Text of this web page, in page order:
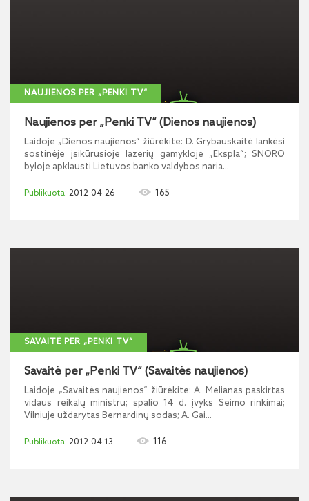
NAUJIENOS PER „PENKI TV“
Naujienos per „Penki TV“ (Dienos naujienos)
Laidoje „Dienos naujienos“ žiūrėkite: D. Grybauskaitė lankėsi
sostinėje įsikūrusioje lazerių gamykloje „Ekspla“; SNORO
byloje apklausti Lietuvos banko valdybos naria...
2012-04-26 165
SAVAITĖ PER „PENKI TV“
Savaitė per „Penki TV“ (Savaitės naujienos)
Laidoje „Savaitės naujienos“ žiūrėkite: A. Melianas paskirtas
vidaus reikalų ministru; spalio 14 d. įvyks Seimo rinkimai;
Vilniuje uždarytas Bernardinų sodas; A. Gai...
2012-04-13 116